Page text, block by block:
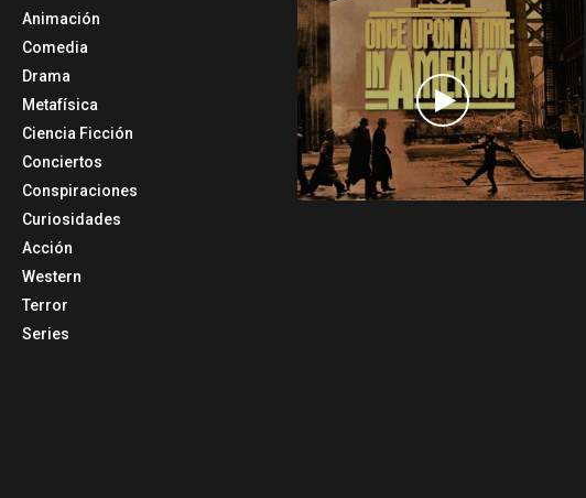
Animación
Comedia
Drama
Metafísica
Ciencia Ficción
Conciertos
Conspiraciones
Curiosidades
Acción
Western
Terror
Series